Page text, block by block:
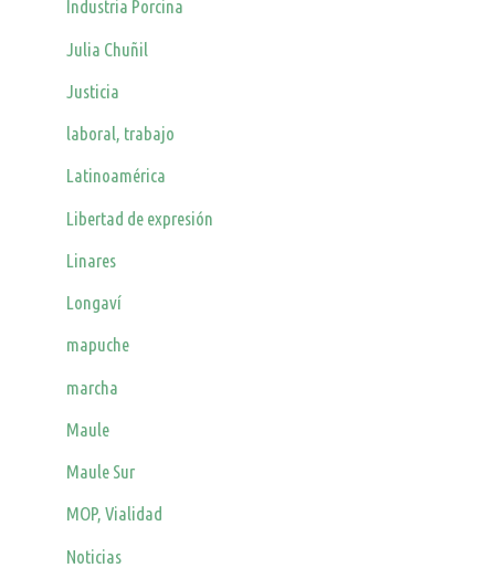
Industria Porcina
Julia Chuñil
Justicia
laboral, trabajo
Latinoamérica
Libertad de expresión
Linares
Longaví
mapuche
marcha
Maule
Maule Sur
MOP, Vialidad
Noticias